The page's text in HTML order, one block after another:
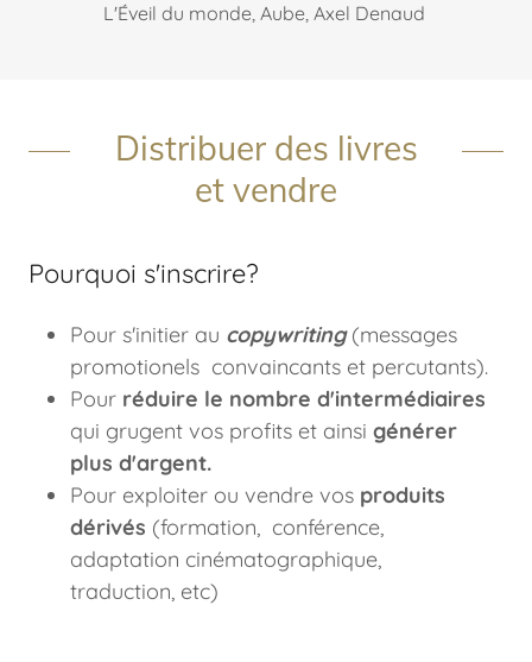
Les neuf vies du caméléon, Patrick Georges
Distribuer des livres
et vendre
Pourquoi s'inscrire?
Pour s'initier au copywriting (messages
promotionels convaincants et percutants).
Pour réduire le nombre d'intermédiaires
qui grugent vos profits et ainsigénérer
plus d'argent.
Pour exploiter ou vendre vos produits
dérivés (formation, conférence,
adaptation cinématographique,
traduction, etc)